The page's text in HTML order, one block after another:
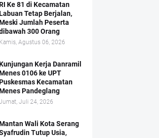
Ke 81 di Kecamatan
Tetap Berjalan,
Jumlah Peserta
300 Orang
Kamis, Agustus 06, 2026
Kerja Danramil
0106 ke UPT
Kecamatan
Pandeglang
Juli 24, 2026
Wali Kota Serang
Tutup Usia,